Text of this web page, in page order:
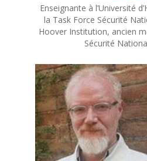
Enseignante à l’Université
la Task Force Sécurité
Hoover Institution, ancien
Sécurité